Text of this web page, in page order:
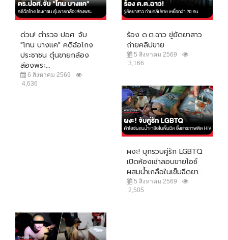
ด่วน! ตำรวจ ปอศ. จับ
"โทน บางแค" คดีฉ้อโกง
ประชาชน ตุ๋นขายกล้อง
ส่องพระ...
6 สิงหาคม 2569
4,636
ร้อง ด.ต.ฉาว ขู่ยัดยาสาว
ถ่ายคลิปขาย
5 สิงหาคม 2569
3,166
ผงะ! บุกรวบคู่รัก LGBTQ
เปิดห้องเช่าลอบขายไอซ์
ผสมน้ำเกลือในเข็มฉีดยา...
5 สิงหาคม 2569
2,505